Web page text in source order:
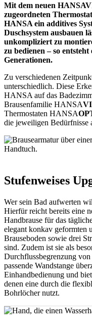
Mit dem neuen
zugeordneten
HANSA ein additives
Duschsystem ausbauen
unkompliziert zu
zu bedienen – so
Generationen.
Zu verschiedenen
unterschiedlich. Diese
HANSA auf das
Brausenfamilie HANSA
Thermostaten HANSA
die jeweiligen Bedürfnisse
Stufenweises
Wer sein Bad aufwerten
Hierfür reicht bereits eine
Handbrause für das
elegant konkav geformten
Brauseboden sowie drei
sind. Zudem ist sie als
Durchflussbegrenzung
passende Wandstange
Einhandbedienung und
denen eine durch die
Bohrlöcher nutzt.